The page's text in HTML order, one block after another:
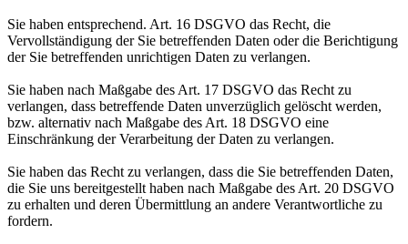
Sie haben entsprechend. Art. 16 DSGVO das Recht, die
Vervollständigung der Sie betreffenden Daten oder die Berichtigung
der Sie betreffenden unrichtigen Daten zu verlangen.
Sie haben nach Maßgabe des Art. 17 DSGVO das Recht zu
verlangen, dass betreffende Daten unverzüglich gelöscht werden,
bzw. alternativ nach Maßgabe des Art. 18 DSGVO eine
Einschränkung der Verarbeitung der Daten zu verlangen.
Sie haben das Recht zu verlangen, dass die Sie betreffenden Daten,
die Sie uns bereitgestellt haben nach Maßgabe des Art. 20 DSGVO
zu erhalten und deren Übermittlung an andere Verantwortliche zu
fordern.